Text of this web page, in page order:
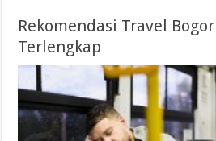
Rekomendasi Travel
Terlengkap